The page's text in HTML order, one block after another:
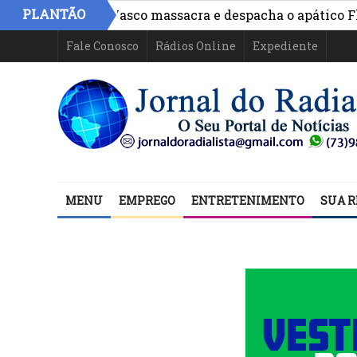
PLANTÃO
Ilhéus » *Vasco massacra e despacha o apático
Fale Conosco Rádios Online Expediente
MENU EMPREGO ENTRETENIMENTO SUA